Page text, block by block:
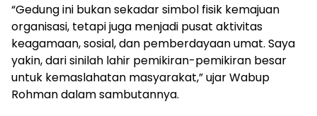
“Gedung ini bukan sekadar simbol fisik kemajuan
organisasi, tetapi juga menjadi pusat aktivitas
keagamaan, sosial, dan pemberdayaan umat. Saya
yakin, dari sinilah lahir pemikiran-pemikiran besar
untuk kemaslahatan masyarakat,” ujar Wabup
Rohman dalam sambutannya.